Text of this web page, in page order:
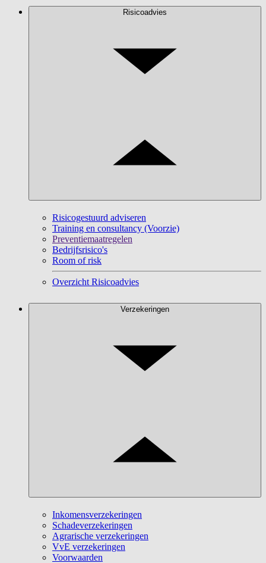
Risicoadvies
Risicogestuurd adviseren
Training en consultancy (Voorzie)
Preventiemaatregelen
Bedrijfsrisico's
Room of risk
Overzicht Risicoadvies
Verzekeringen
Inkomensverzekeringen
Schadeverzekeringen
Agrarische verzekeringen
VvE verzekeringen
Voorwaarden